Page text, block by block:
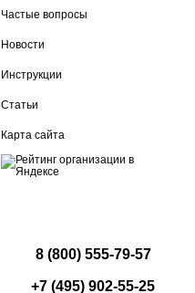
Частые вопросы
Новости
Инструкции
Статьи
Карта сайта
8 (800) 555-79-57
+7 (495) 902-55-25